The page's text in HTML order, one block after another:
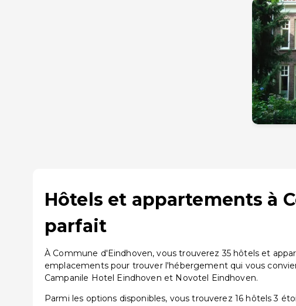
Hôtels et appartements à
parfait
À Commune d'Eindhoven, vous trouverez 35 hôtels et
emplacements pour trouver l'hébergement qui vous
Campanile Hotel Eindhoven et Novotel Eindhoven.
Parmi les options disponibles, vous trouverez 16 hôtels 3